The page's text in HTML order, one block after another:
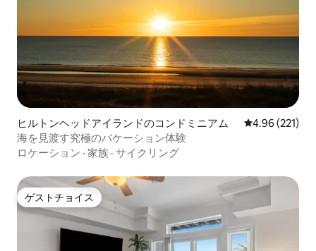
ヒルトンヘッドアイランドのコンドミニアム レビュー221
4.96 (221)
海を見渡す究極のバケーション体験
ロケーション · 家族 · サイクリング
ゲストチョイス
ゲストチョイス